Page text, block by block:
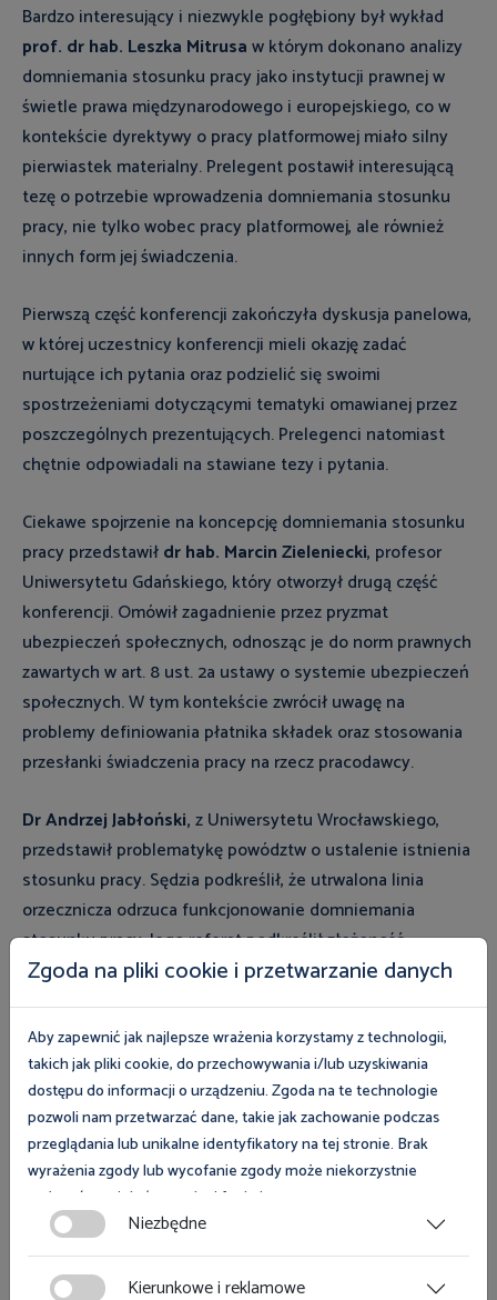
Bardzo interesujący i niezwykle pogłębiony był wykład
prof. dr hab. Leszka Mitrusaw którym dokonano analizy
domniemania stosunku pracy jako instytucji prawnej w
świetle prawa międzynarodowego i europejskiego, co w
kontekście dyrektywy o pracy platformowej miało silny
pierwiastek materialny. Prelegent postawił interesującą
tezę o potrzebie wprowadzenia domniemania stosunku
pracy, nie tylko wobec pracy platformowej, ale również
innych form jej świadczenia.
Pierwszą część konferencji zakończyła dyskusja panelowa,
w której uczestnicy konferencji mieli okazję zadać
nurtujące ich pytania oraz podzielić się swoimi
spostrzeżeniami dotyczącymi tematyki omawianej przez
poszczególnych prezentujących. Prelegenci natomiast
chętnie odpowiadali na stawiane tezy i pytania.
Ciekawe spojrzenie na koncepcję domniemania stosunku
pracy przedstawiłdr hab. Marcin Zieleniecki, profesor
Uniwersytetu Gdańskiego, który otworzył drugą część
konferencji. Omówił zagadnienie przez pryzmat
ubezpieczeń społecznych, odnosząc je do norm prawnych
zawartych w art. 8 ust. 2a ustawy o systemie ubezpieczeń
społecznych. W tym kontekście zwrócił uwagę na
problemy definiowania płatnika składek oraz stosowania
przesłanki świadczenia pracy na rzecz pracodawcy.
DrAndrzej Jabłoński,z Uniwersytetu Wrocławskiego,
przedstawił problematykę powództw o ustalenie istnienia
stosunku pracy. Sędzia podkreślił, że utrwalona linia
orzecznicza odrzuca funkcjonowanie domniemania
stosunku pracy. Jego referat podkreślił złożoność
postępowań sądowych oraz ich stopień skomplikowania i
wielopłaszczyznowość.
Pogłębione rozważania nt. skuteczności działań
Państwowej Inspekcji Pracy przedstawiłMarcin Stanecki
Główny Inspektor Pracy. Znaczenie wystąpienia podkreśla
zarówno przedstawiona analiza historyczna, jak również
zasygnalizowana etyczna warstwa działalności inspektora
pracy, która ma szczególne znaczenie w kontekście
ustalania istnienia stosunku pracy. Główny Inspektor
Pracy podkreślił, że w świetle sprawozdań PIP najbardziej
Zgoda na pliki cookie i przetwarzanie danych
Aby zapewnić jak najlepsze wrażenia korzystamy z technologii,
takich jak pliki cookie, do przechowywania i/lub uzyskiwania
dostępu do informacji o urządzeniu. Zgoda na te technologie
pozwoli nam przetwarzać dane, takie jak zachowanie podczas
przeglądania lub unikalne identyfikatory na tej stronie. Brak
wyrażenia zgody lub wycofanie zgody może niekorzystnie
wpłynąć na niektóre cechy i funkcje.
Zgoda na pliki cookies jest dobrowolna i można ją wycofać lub
zmodyfikować w dowolnym momencie klikając w przycisk
Niezbędne
Kierunkowe i reklamowe